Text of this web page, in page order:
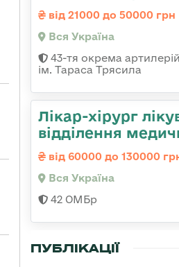
від 21000 до 50000 грн
Вся Україна
43-тя окрема
ім. Тараса Трясила
Лікар-хірург
відділення
від 60000 до 130000
Вся Україна
42 ОМБр
ПУБЛІКАЦІЇ